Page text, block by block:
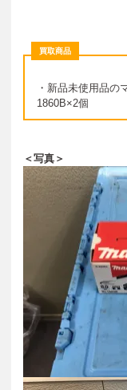
買取商品
・新品未使用品の
1860B×2個
＜写真＞